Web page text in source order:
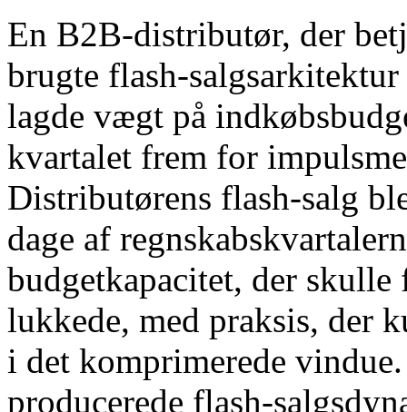
En B2B-distributør, der
brugte flash-
lagde vægt på
kvartalet frem for
Distributørens flash-salg
dage af
budgetkapacitet, der
lukkede, med praksis, der
i det komprimerede
producerede flash-